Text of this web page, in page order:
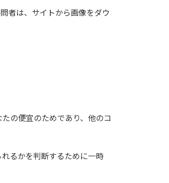
者は、サイトから画像をダウ
の便宜のためであり、他のコ
るかを判断するために一時